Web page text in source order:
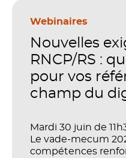
stratégique. Mais
investissements
productivité et la
Webinaires
Nouvelles
RNCP/RS :
pour vos
champ du
Mardi 30 juin de
Le vade-mecum
compétences